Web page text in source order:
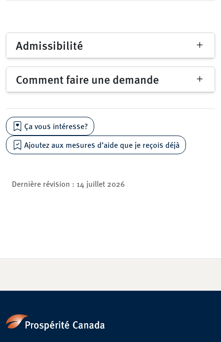
Admissibilité
Comment faire une demande
Ça vous intéresse?
Ajoutez aux mesures d’aide que je reçois déjà
Dernière révision : 14 juillet 2026